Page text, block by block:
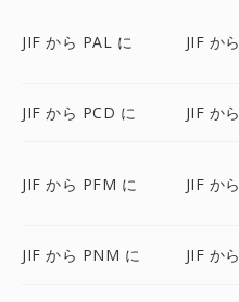
JIF から PAL に JIF か
JIF から PCD に JIF か
JIF から PFM に JIF か
JIF から PNM に JIF か